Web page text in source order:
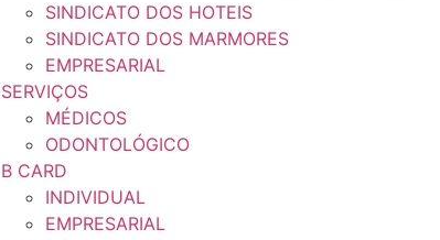
SINDICATO DOS HOTEIS
SINDICATO DOS MARMORES
EMPRESARIAL
SERVIÇOS
MÉDICOS
ODONTOLÓGICO
B CARD
INDIVIDUAL
EMPRESARIAL